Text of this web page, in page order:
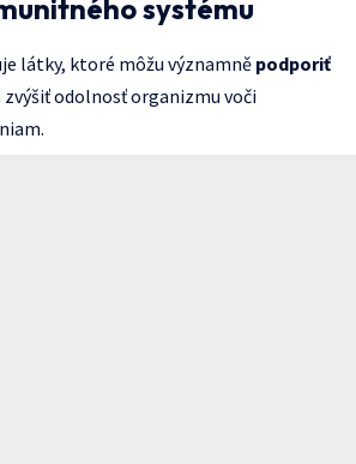
systému
látky, ktoré môžu významně podporiť
zvýšiť odolnosť organizmu voči